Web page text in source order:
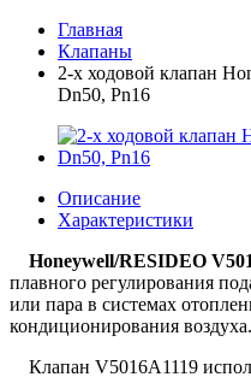
Главная
Клапаны
2-х ходовой клапан
Dn50, Pn16
Описание
Характеристики
Honeywell/RESIDEO
плавного регулирования
или пара в системах
кондиционирования воздуха.
Клапан V5016A1119